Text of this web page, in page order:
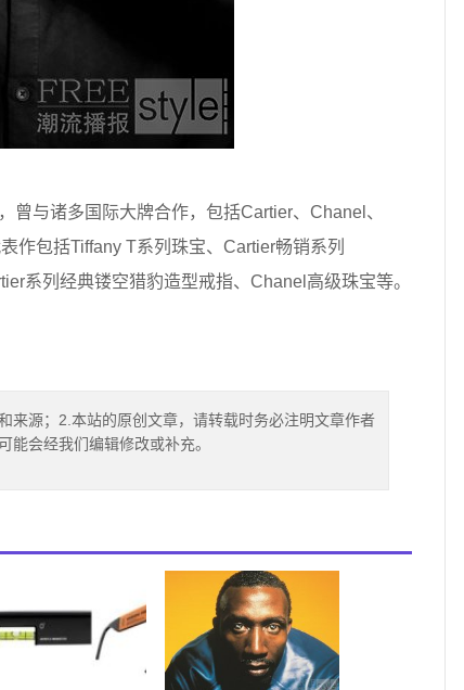
曾与诸多国际大牌合作，包括Cartier、Chanel、
作包括Tiffany T系列珠宝、Cartier畅销系列
系列经典镂空猎豹造型戒指、Chanel高级珠宝等。
来源；2.本站的原创文章，请转载时务必注明文章作者
会经我们编辑修改或补充。